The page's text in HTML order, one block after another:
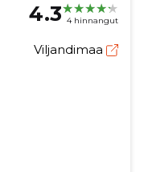
4.3 4 hinnangut
Viljandimaa